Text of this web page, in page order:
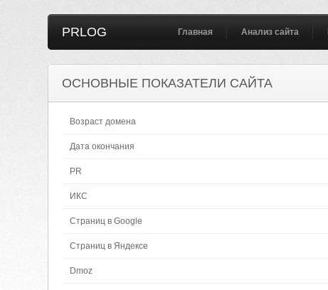
PRLOG Главная Анализ сайта
ОСНОВНЫЕ ПОКАЗАТЕЛИ САЙТА
Возраст домена
Дата окончания
PR
ИКС
Страниц в Google
Страниц в Яндексе
Dmoz